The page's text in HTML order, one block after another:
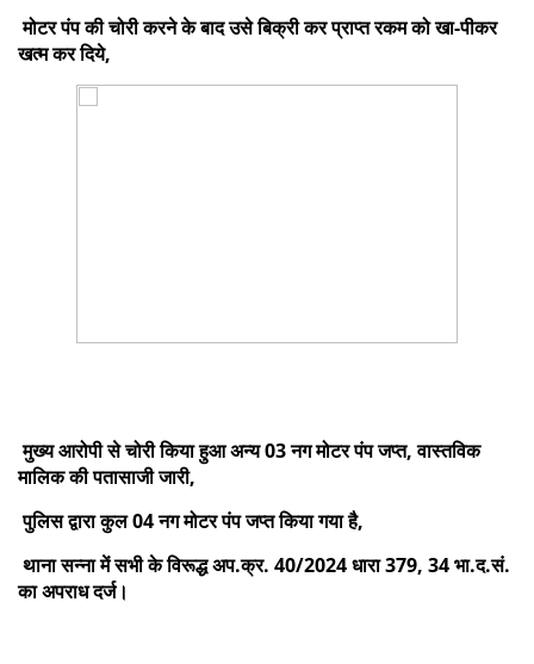
मोटर पंप की चोरी करने के बाद उसे बिक्री कर प्राप्त रकम को खा-पीकर
खत्म कर दिये,
मुख्य आरोपी से चोरी किया हुआ अन्य 03 नग मोटर पंप जप्त, वास्तविक
मालिक की पतासाजी जारी,
पुलिस द्वारा कुल 04 नग मोटर पंप जप्त किया गया है,
थाना सन्ना में सभी के विरूद्ध अप.क्र. 40/2024 धारा 379, 34 भा.द.सं.
का अपराध दर्ज।